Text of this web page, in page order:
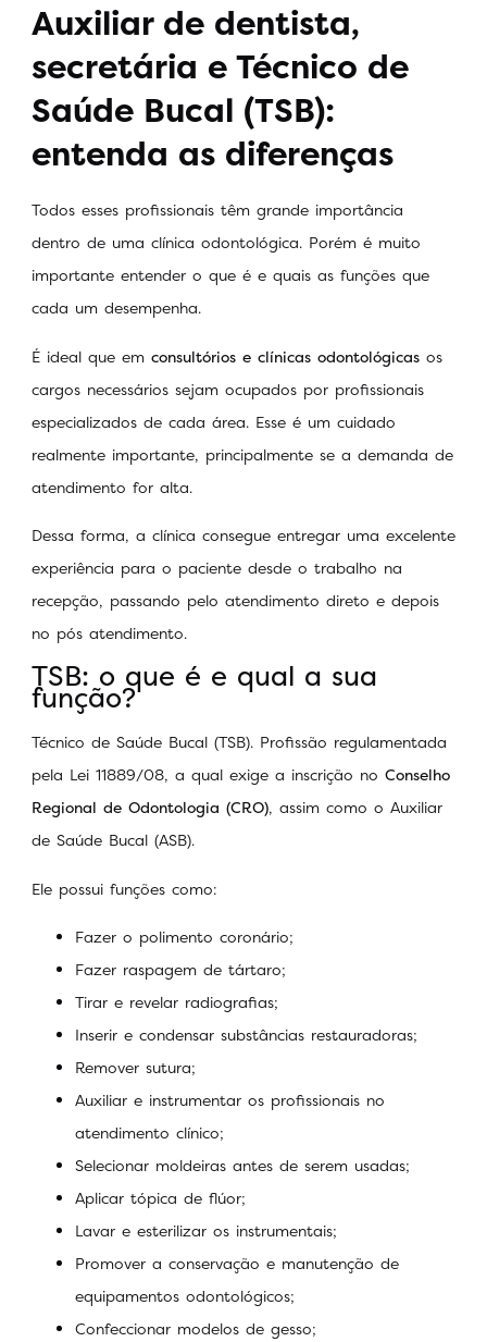
Auxiliar de dentista,
secretária e Técnico de
Saúde Bucal (TSB):
entenda as diferenças
Todos esses profissionais têm grande importância
dentro de uma clínica odontológica. Porém é muito
importante entender o que é e quais as funções que
cada um desempenha.
É ideal que em consultórios e clínicas odontológicas os
cargos necessários sejam ocupados por profissionais
especializados de cada área. Esse é um cuidado
realmente importante, principalmente se a demanda de
atendimento for alta.
Dessa forma, a clínica consegue entregar uma excelente
experiência para o paciente desde o trabalho na
recepção, passando pelo atendimento direto e depois
no pós atendimento.
TSB: o que é e qual a sua
função?
Técnico de Saúde Bucal (TSB). Profissão regulamentada
pela Lei 11889/08, a qual exige a inscrição no Conselho
Regional de Odontologia (CRO), assim como o Auxiliar
de Saúde Bucal (ASB).
Ele possui funções como:
Fazer o polimento coronário;
Fazer raspagem de tártaro;
Tirar e revelar radiografias;
Inserir e condensar substâncias restauradoras;
Remover sutura;
Auxiliar e instrumentar os profissionais no
atendimento clínico;
Selecionar moldeiras antes de serem usadas;
Aplicar tópica de flúor;
Lavar e esterilizar os instrumentais;
Promover a conservação e manutenção de
equipamentos odontológicos;
Confeccionar modelos de gesso;